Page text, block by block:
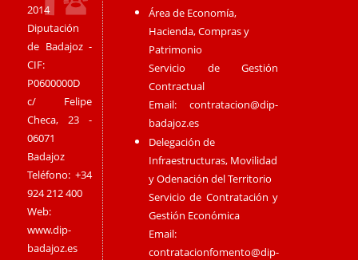
2014
Diputación
de Badajoz -
CIF:
P0600000D
c/ Felipe
Checa, 23 -
06071
Badajoz
Teléfono: +34
924 212 400
Web:
www.dip-
badajoz.es
Área de Economía,
Hacienda, Compras y
Patrimonio
Servicio de Gestión
Contractual
Email:contratacion@dip-
badajoz.es
Delegación de
Infraestructuras, Movilidad
y Odenación del Territorio
Servicio de Contratación y
Gestión Económica
Email:
contratacionfomento@dip-